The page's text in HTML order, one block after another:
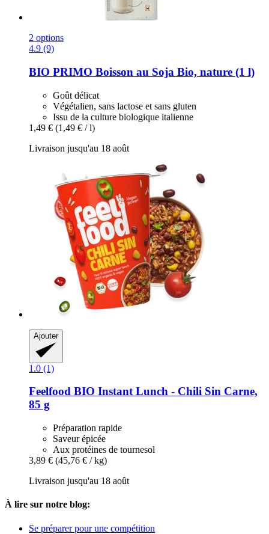
2 options
4.9 (9)
BIO PRIMO Boisson au Soja Bio, nature (1 l)
Goût délicat
Végétalien, sans lactose et sans gluten
Issu de la culture biologique italienne
1,49 € (1,49 € / l)
Livraison jusqu'au 18 août
Ajouter
1.0 (1)
Feelfood BIO Instant Lunch -​ Chili Sin Carne,
85 g
Préparation rapide
Saveur épicée
Aux protéines de tournesol
3,89 € (45,76 € / kg)
Livraison jusqu'au 18 août
À lire sur notre blog:
Se préparer pour une compétition